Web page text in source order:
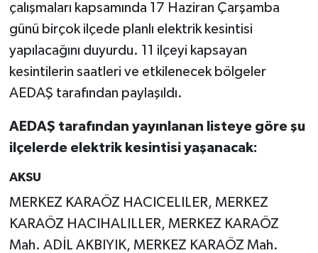
çalışmaları kapsamında 17 Haziran Çarşamba
günü birçok ilçede planlı elektrik kesintisi
yapılacağını duyurdu. 11 ilçeyi kapsayan
kesintilerin saatleri ve etkilenecek bölgeler
AEDAŞ tarafından paylaşıldı.
AEDAŞ tarafından yayınlanan listeye göre şu
ilçelerde elektrik kesintisi yaşanacak:
AKSU
MERKEZ KARAÖZ HACICELILER, MERKEZ
KARAÖZ HACIHALILLER, MERKEZ KARAÖZ
Mah. ADİL AKBIYIK, MERKEZ KARAÖZ Mah.